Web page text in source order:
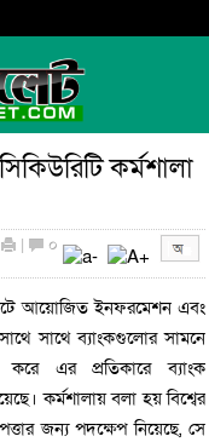
কর্মশালা
| ০
আয়োজিত ইনফরমেশন এবং
সাথে ব্যাংকগুলোর সামনে
করে এর প্রতিকারে ব্যাংক
কর্মশালায় বলা হয় বিশ্বের
জন্য পদক্ষেপ নিয়েছে, সে